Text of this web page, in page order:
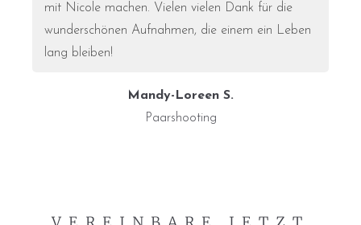
mit Nicole machen. Vielen vielen Dank für die
wunderschönen Aufnahmen, die einem ein Leben
lang bleiben!
Mandy-Loreen S.
Paarshooting